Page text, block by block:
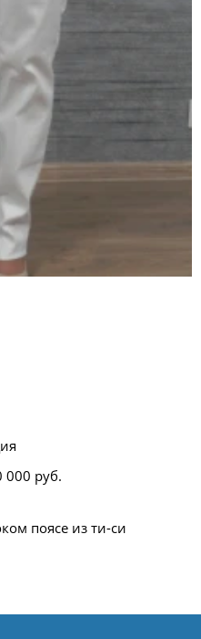
руб.
поясе из ти-си